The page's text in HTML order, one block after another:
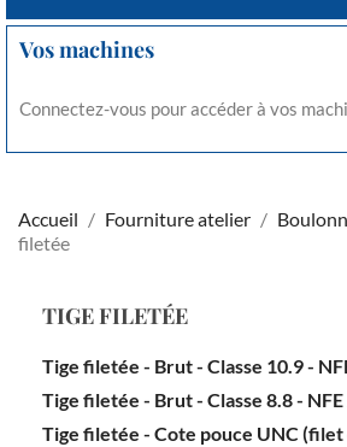
Vos machines
Connectez-vous pour accéder à vos
Accueil Fourniture atelier
filetée
TIGE FILETÉE
Tige filetée - Brut - Classe 10.9 -
Tige filetée - Brut - Classe 8.8 -
Tige filetée - Cote pouce UNC (filet